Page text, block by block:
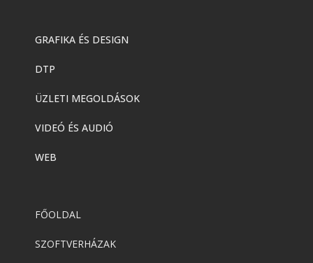
GRAFIKA ÉS DESIGN
DTP
ÜZLETI MEGOLDÁSOK
VIDEÓ ÉS AUDIÓ
WEB
FŐOLDAL
SZOFTVERHÁZAK